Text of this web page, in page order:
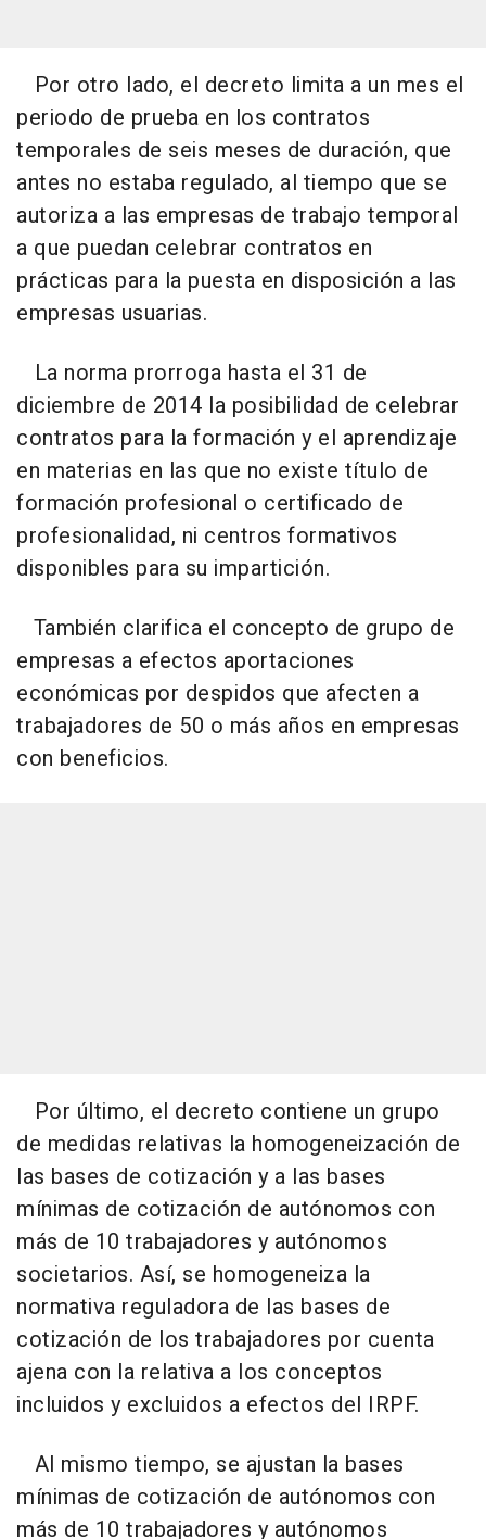
Por otro lado, el decreto limita a un mes el
periodo de prueba en los contratos
temporales de seis meses de duración, que
antes no estaba regulado, al tiempo que se
autoriza a las empresas de trabajo temporal
a que puedan celebrar contratos en
prácticas para la puesta en disposición a las
empresas usuarias.
La norma prorroga hasta el 31 de
diciembre de 2014 la posibilidad de celebrar
contratos para la formación y el aprendizaje
en materias en las que no existe título de
formación profesional o certificado de
profesionalidad, ni centros formativos
disponibles para su impartición.
También clarifica el concepto de grupo de
empresas a efectos aportaciones
económicas por despidos que afecten a
trabajadores de 50 o más años en empresas
con beneficios.
Por último, el decreto contiene un grupo
de medidas relativas la homogeneización de
las bases de cotización y a las bases
mínimas de cotización de autónomos con
más de 10 trabajadores y autónomos
societarios. Así, se homogeneiza la
normativa reguladora de las bases de
cotización de los trabajadores por cuenta
ajena con la relativa a los conceptos
incluidos y excluidos a efectos del IRPF.
Al mismo tiempo, se ajustan la bases
mínimas de cotización de autónomos con
más de 10 trabajadores y autónomos